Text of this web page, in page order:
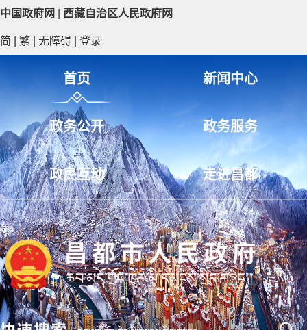
中国政府网 西藏自治区人民政府网
简 繁 无障碍 登录
首页 新闻中心
政务公开 政务服务
政民互动 走进昌都